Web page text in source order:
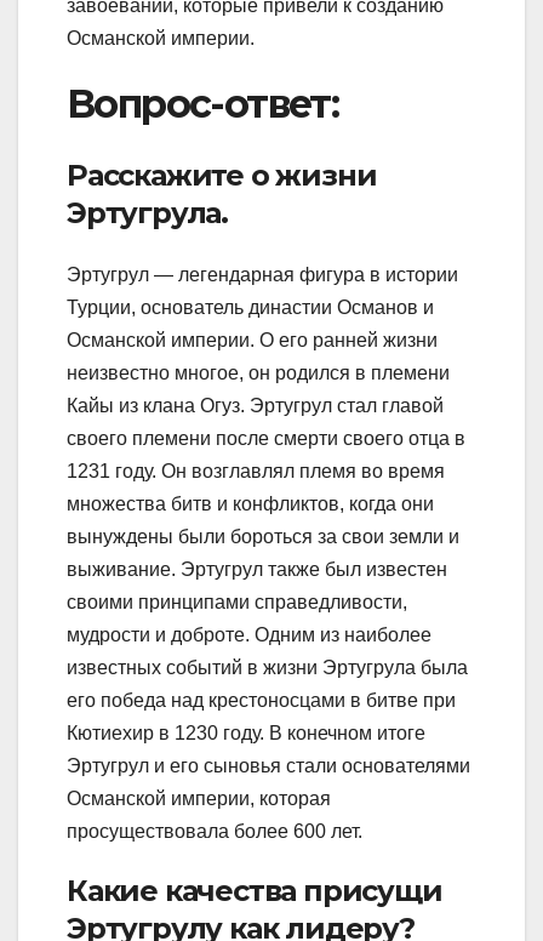
завоеваний, которые привели к созданию
Османской империи.
Вопрос-ответ:
Расскажите о жизни
Эртугрула.
Эртугрул — легендарная фигура в истории
Турции, основатель династии Османов и
Османской империи. О его ранней жизни
неизвестно многое, он родился в племени
Кайы из клана Огуз. Эртугрул стал главой
своего племени после смерти своего отца в
1231 году. Он возглавлял племя во время
множества битв и конфликтов, когда они
вынуждены были бороться за свои земли и
выживание. Эртугрул также был известен
своими принципами справедливости,
мудрости и доброте. Одним из наиболее
известных событий в жизни Эртугрула была
его победа над крестоносцами в битве при
Кютиехир в 1230 году. В конечном итоге
Эртугрул и его сыновья стали основателями
Османской империи, которая
просуществовала более 600 лет.
Какие качества присущи
Эртугрулу как лидеру?